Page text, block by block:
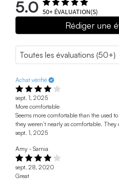
5.0 50+ ÉVALUATION(S)
Rédiger une
Achat vérifié
sept. 1, 2025
More comfortable
Seems more comfortable than the used
they weren’t nearly as comfortable.
sept. 1, 2025
Amy - Sarnia
sept. 28, 2020
Great